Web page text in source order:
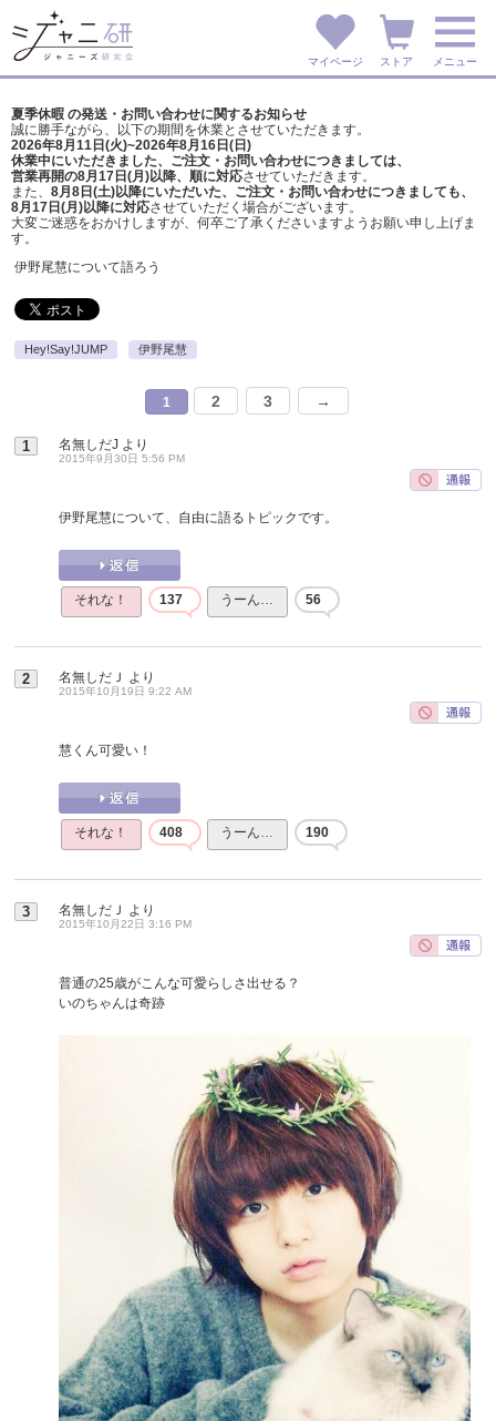
マイページ ストア メニュー
夏季休暇 の発送・お問い合わせに関するお知らせ
誠に勝手ながら、以下の期間を休業とさせていただきます。
2026年8月11日(火)~2026年8月16日(日)
休業中にいただきました、ご注文・お問い合わせにつきましては、
営業再開の8月17日(月)以降、順に対応させていただきます。
また、 8月8日(土)以降にいただいた、ご注文・ お問い合わせにつきましても、
8月17日(月)以降に対応させていただく場合がございます。
大変ご迷惑をおかけしますが、 何卒ご了承くださいますようお願い申し上げま
す。
伊野尾慧について語ろう
Hey!Say!JUMP 伊野尾慧
1 2 3 →
1 名無しだJ より
2015年9月30日 5:56 PM
伊野尾慧について、自由に語るトピックです。
それな！ 137 うーん… 56
2 名無しだＪ より
2015年10月19日 9:22 AM
慧くん可愛い！
それな！ 408 うーん… 190
3 名無しだＪ より
2015年10月22日 3:16 PM
普通の25歳がこんな可愛らしさ出せる？
いのちゃんは奇跡